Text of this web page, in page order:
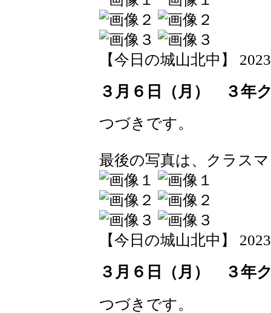
【今日の城山北中】
３月６日（月） ３年
つづきです。
最後の写真は、クラス
【今日の城山北中】
３月６日（月） ３年
つづきです。